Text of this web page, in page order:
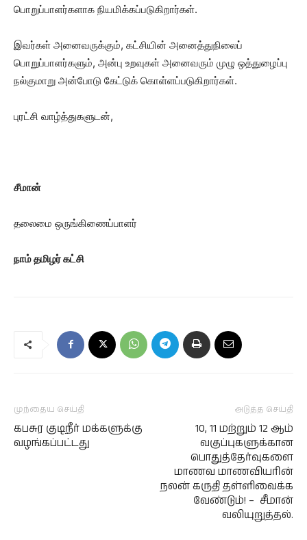
பொறுப்பாளர்களாக நியமிக்கப்படுகிறார்கள்.
இவர்கள் அனைவருக்கும், கட்சியின் அனைத்துநிலைப்
பொறுப்பாளர்களும், அன்பு உறவுகள் அனைவரும் முழு ஒத்துழைப்பு
நல்குமாறு அன்போடு கேட்டுக் கொள்ளப்படுகிறார்கள்.
புரட்சி வாழ்த்துகளுடன்,
சீமான்
தலைமை ஒருங்கிணைப்பாளர்
நாம் தமிழர் கட்சி
முந்தைய செய்தி
கபசுர குடிநீர் மக்களுக்கு
வழங்கப்பட்டது
அடுத்த செய்தி
10, 11 மற்றும் 12 ஆம்
வகுப்புகளுக்கான
பொதுத்தேர்வுகளை
மாணவ மாணவியரின்
நலன் கருதி தள்ளிவைக்க
வேண்டும்! – சீமான்
வலியுறுத்தல்.